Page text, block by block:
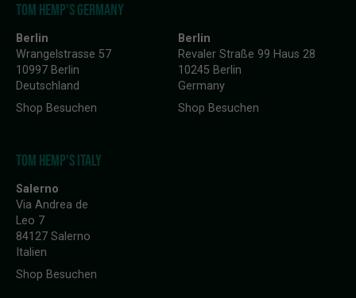
TOM HEMP'S GERMANY
Berlin
Wrangelstrasse 57
10997 Berlin
Deutschland
Shop Besuchen
Berlin
Revaler Straße 99 Haus 28
10245 Berlin
Germany
Shop Besuchen
TOM HEMP'S ITALY
Salerno
Via Andrea de
Leo 7
84127 Salerno
Italien
Shop Besuchen